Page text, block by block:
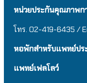
หน่วยประกันคุณภาพก
โทร. 02-419-6435 /
หอพักสำหรับแพทย์ปร
แพทย์เฟลโลว์